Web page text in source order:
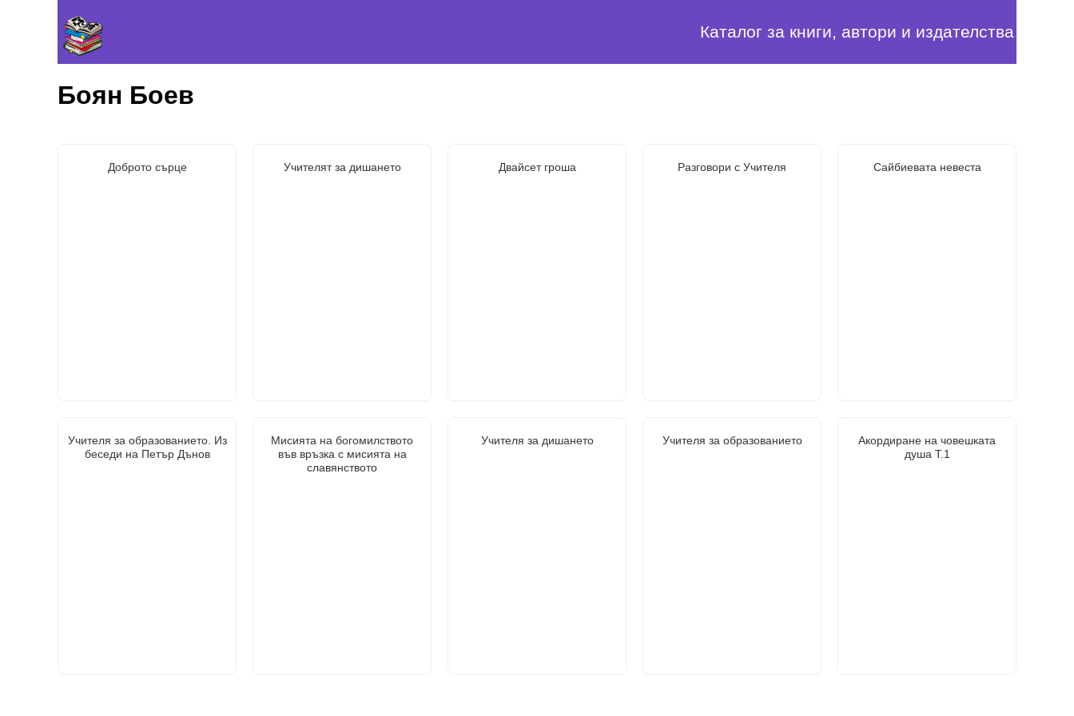
Каталог за книги, автори и издателства
Боян Боев
Доброто сърце Учителят за дишането Двайсет гроша Разговори с Учителя Сайбиевата невеста
Учителя за образованието. Из
беседи на Петър Дънов
Мисията на богомилството
във връзка с мисията на
славянството
Учителя за дишането Учителя за образованието
Акордиране на човешката
душа Т.1